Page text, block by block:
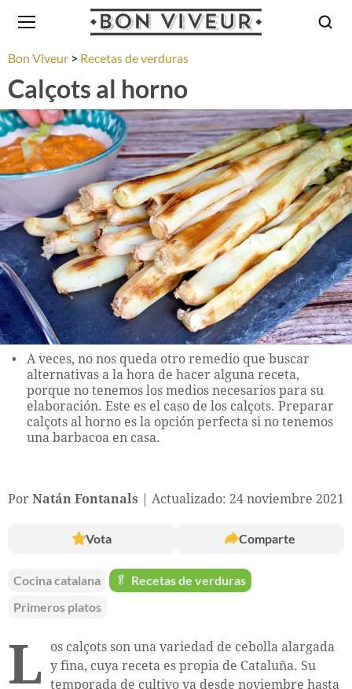
Bon Viveur Recetas de verduras
Calçots al horno
A veces, no nos queda otro remedio que buscar
alternativas a la hora de hacer alguna receta,
porque no tenemos los medios necesarios para su
elaboración. Este es el caso de los calçots. Preparar
calçots al horno es la opción perfecta si no tenemos
una barbacoa en casa.
Por Natán Fontanals Actualizado: 24 noviembre 2021
Vota Comparte
Cocina catalana 🥬 Recetas de verduras
Primeros platos
L
os calçots son una variedad de cebolla alargada
y fina, cuya receta es propia de Cataluña. Su
temporada de cultivo va desde noviembre hasta